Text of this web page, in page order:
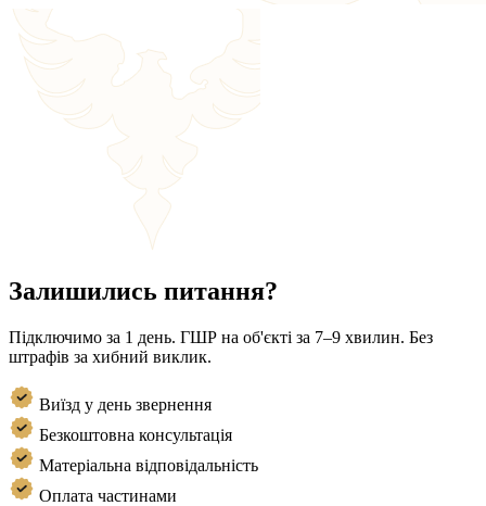
Залишились питання?
Підключимо за 1 день. ГШР на об'єкті за 7–9 хвилин. Без
штрафів за хибний виклик.
Виїзд у день звернення
Безкоштовна консультація
Матеріальна відповідальність
Оплата частинами